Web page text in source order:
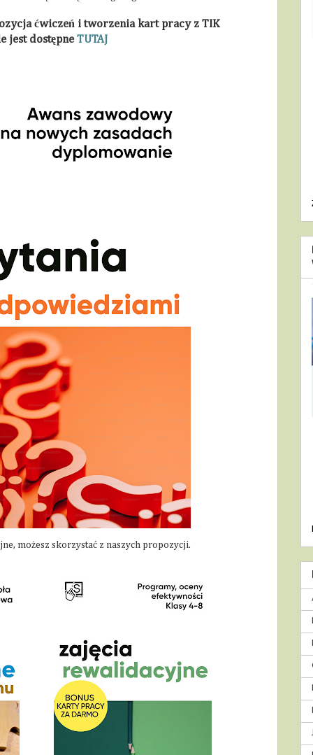
ćwiczeń i tworzenia kart pracy z TIK
jest dostępneTUTAJ
możesz skorzystać z naszych propozycji.